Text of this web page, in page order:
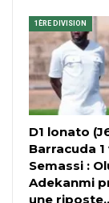
1ÈRE DIVISION
D1 lonato
Barracuda 1
Semassi :
Adekanmi
une